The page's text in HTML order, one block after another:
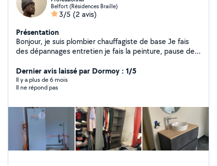
Belfort (Résidences Braille)
3/5 (2 avis)
Présentation
Bonjour, je suis plombier chauffagiste de base Je fais
des dépannages entretien je fais la peinture, pause de
également
Dernier avis laissé par Dormoy : 1/5
Il y a plus de 6 mois
Il ne répond pas